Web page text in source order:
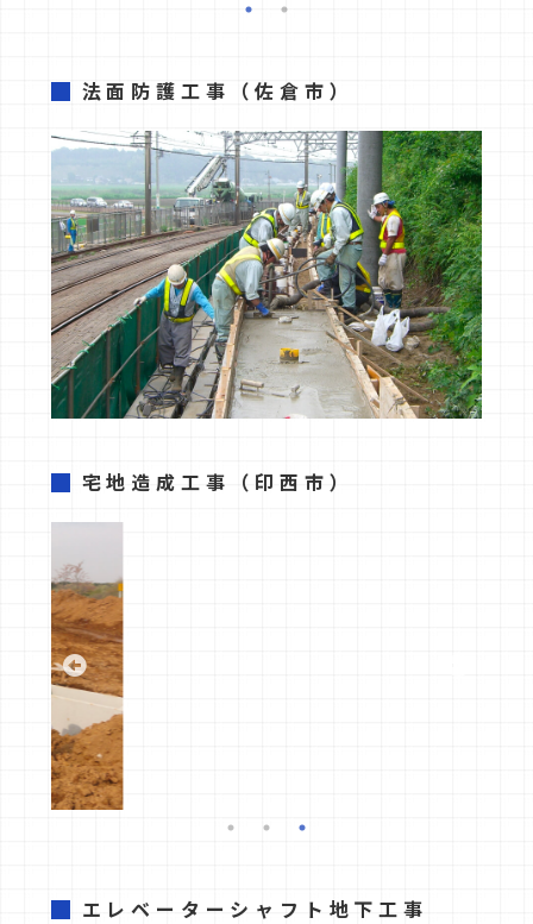
法面防護工事 （佐倉市）
宅地造成工事 （印西市）
エレベーターシャフト 地下工事